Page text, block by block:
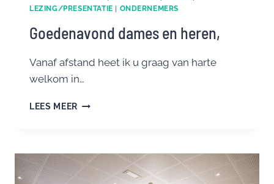
LEZING/PRESENTATIE
ONDERNEMERS
Goedenavond dames en heren,
Vanaf afstand heet ik u graag van harte
welkom in…
LEES MEER GOEDENAVOND